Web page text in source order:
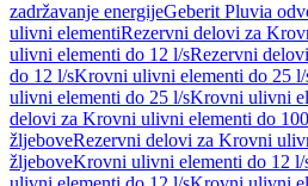
zadržavanje energijeGeberit Pluvia
ulivni elementiRezervni delovi za
ulivni elementi do 12 l/sRezervni
do 12 l/sKrovni ulivni elementi do 25 l/
ulivni elementi do 25 l/sKrovni ulivni
delovi za Krovni ulivni elementi do
žljeboveRezervni delovi za Krovni
žljeboveKrovni ulivni elementi do 12 l/